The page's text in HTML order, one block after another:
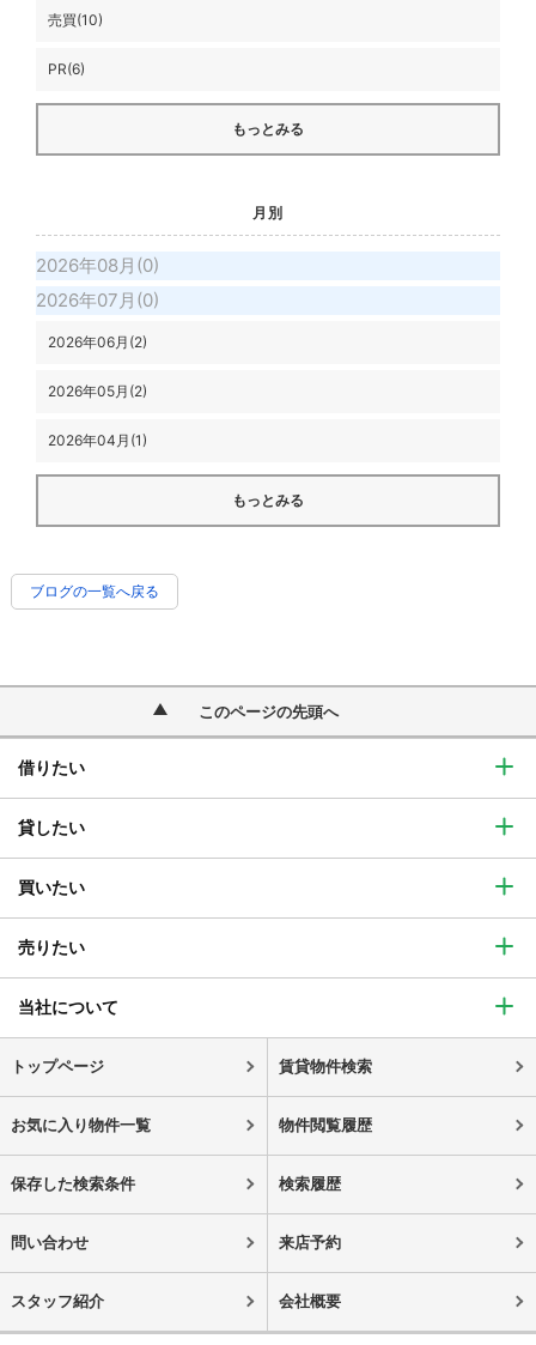
売買(10)
PR(6)
もっとみる
月別
2026年08月(0)
2026年07月(0)
2026年06月(2)
2026年05月(2)
2026年04月(1)
もっとみる
ブログの一覧へ戻る
このページの先頭へ
借りたい
貸したい
買いたい
売りたい
当社について
トップページ 賃貸物件検索
お気に入り物件一覧 物件閲覧履歴
保存した検索条件 検索履歴
問い合わせ 来店予約
スタッフ紹介 会社概要